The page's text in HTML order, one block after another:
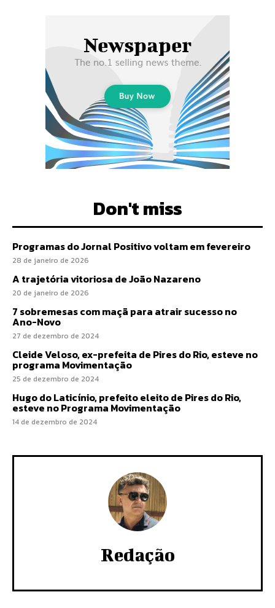
Don't miss
Programas do Jornal Positivo voltam em fevereiro
28 de janeiro de 2026
A trajetória vitoriosa de João Nazareno
20 de janeiro de 2026
7 sobremesas com maçã para atrair sucesso no
Ano-Novo
27 de dezembro de 2024
Cleide Veloso, ex-prefeita de Pires do Rio, esteve no
programa Movimentação
25 de dezembro de 2024
Hugo do Laticínio, prefeito eleito de Pires do Rio,
esteve no Programa Movimentação
14 de dezembro de 2024
Redação